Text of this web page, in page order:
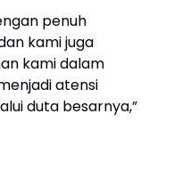
penuh
kami juga
kami dalam
atensi
duta besarnya,”